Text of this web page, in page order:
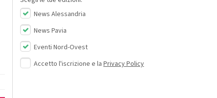
News Alessandria
News Pavia
Eventi Nord-Ovest
Accetto l'iscrizione e la Privacy Policy